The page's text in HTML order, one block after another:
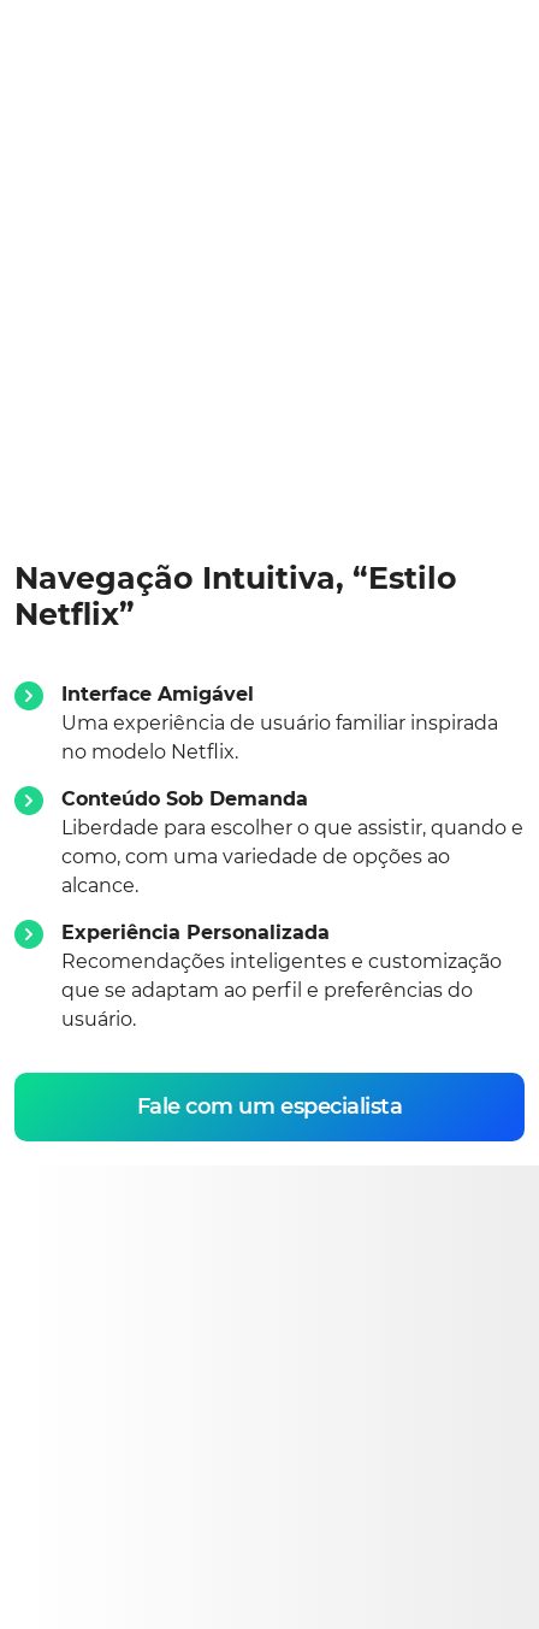
Navegação Intuitiva, “Estilo
Netflix”
Interface Amigável
Uma experiência de usuário familiar inspirada
no modelo Netflix.
Conteúdo Sob Demanda
Liberdade para escolher o que assistir, quando e
como, com uma variedade de opções ao
alcance.
Experiência Personalizada
Recomendações inteligentes e customização
que se adaptam ao perfil e preferências do
usuário.
Fale com um especialista